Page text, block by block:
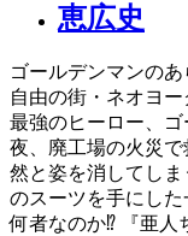
恵広史
ゴールデンマンのあ
自由の街・ネオヨ
最強のヒーロー、
夜、廃工場の火災
然と姿を消してし
のスーツを手にし
何者なのか⁉ 『亜人